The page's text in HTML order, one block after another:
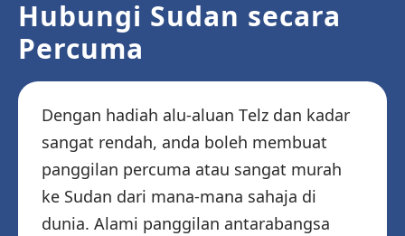
Hubungi Sudan secara
Percuma
Dengan hadiah alu-aluan Telz dan kadar
sangat rendah, anda boleh membuat
panggilan percuma atau sangat murah
ke Sudan dari mana-mana sahaja di
dunia. Alami panggilan antarabangsa